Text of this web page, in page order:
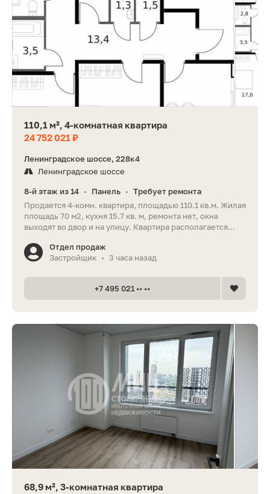
110,1 м², 4-комнатная квартира
24 752 021 ₽
Ленинградское шоссе, 228к4
Ленинградское шоссе
8-й этаж из 14 • Панель • Требует ремонта
Продается 4-комн. квартира, площадью 110.1 кв.м. Жилая
площадь 70 м2, кухня 15.7 кв. м, ремонта нет, окна
выходят во двор и на улицу. Квартира располагается...
Отдел продаж
Застройщик • 3 часа назад
+7 495 021 •• ••
68,9 м², 3-комнатная квартира